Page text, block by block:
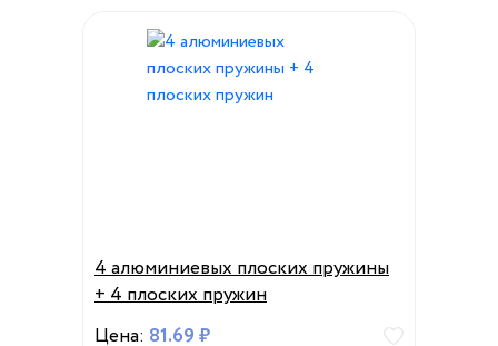
4 алюминиевых плоских пружины
+ 4 плоских пружин
Цена: 81.69 ₽